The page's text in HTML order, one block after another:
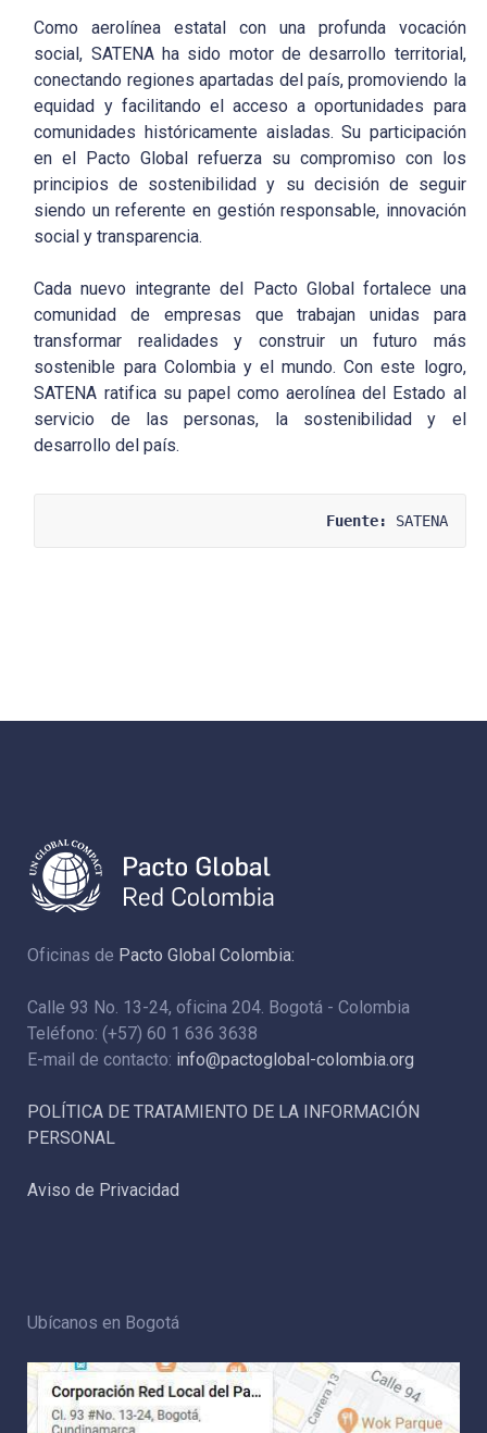
Como aerolínea estatal con una profunda vocación
social, SATENA ha sido motor de desarrollo territorial,
conectando regiones apartadas del país, promoviendo la
equidad y facilitando el acceso a oportunidades para
comunidades históricamente aisladas. Su participación
en el Pacto Global refuerza su compromiso con los
principios de sostenibilidad y su decisión de seguir
siendo un referente en gestión responsable, innovación
social y transparencia.
Cada nuevo integrante del Pacto Global fortalece una
comunidad de empresas que trabajan unidas para
transformar realidades y construir un futuro más
sostenible para Colombia y el mundo. Con este logro,
SATENA ratifica su papel como aerolínea del Estado al
servicio de las personas, la sostenibilidad y el
desarrollo del país.
Fuente: SATENA
Oficinas de Pacto Global Colombia:
Calle 93 No. 13-24, oficina 204. Bogotá - Colombia
Teléfono: (+57) 60 1 636 3638
E-mail de contacto: info@pactoglobal-colombia.org
POLÍTICA DE TRATAMIENTO DE LA INFORMACIÓN
PERSONAL
Aviso de Privacidad
Ubícanos en Bogotá